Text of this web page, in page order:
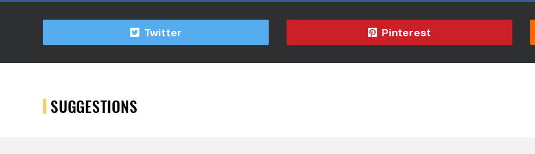
Twitter Pinterest
SUGGESTIONS